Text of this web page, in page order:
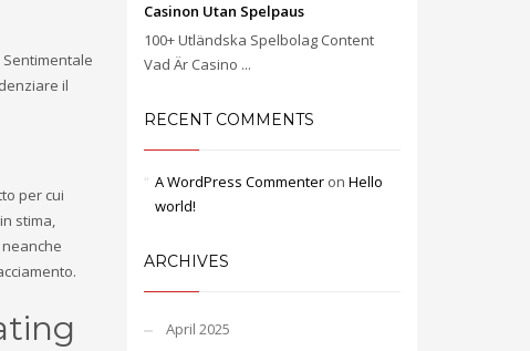
il
per cui
stima,
Casinon Utan Spelpaus
100+ Utländska Spelbolag Content
Vad Är Casino ...
RECENT COMMENTS
A WordPress Commenteron Hello
world!
ARCHIVES
April 2025